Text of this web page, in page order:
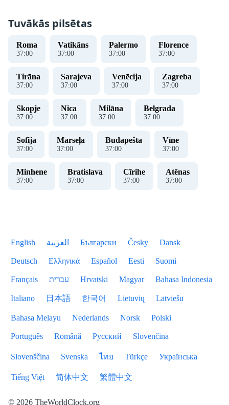
Tuvākās pilsētas
Roma
37:01
Vatikāns
37:01
Palermo
37:01
Florence
37:01
Tirāna
37:01
Sarajeva
37:01
Venēcija
37:01
Zagreba
37:01
Skopje
37:01
Nica
37:01
Milāna
37:01
Belgrada
37:01
Sofija
37:01
Marseļa
37:01
Budapešta
37:01
Vīne
37:01
Minhene
37:01
Bratislava
37:01
Cīrihe
37:01
Atēnas
37:01
English العربية Български Česky Dansk
Deutsch Ελληνικά Español Eesti Suomi
Français עברית Hrvatski Magyar Bahasa Indonesia
Italiano 日本語 한국어 Lietuvių Latviešu
Bahasa Melayu Nederlands Norsk Polski
Português Română Русский Slovenčina
Slovenščina Svenska ไทย Türkçe Українська
Tiếng Việt 简体中文 繁體中文
© 2026 TheWorldClock.org